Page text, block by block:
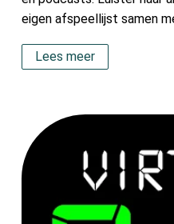
eigen afspeellijst samen
Lees meer